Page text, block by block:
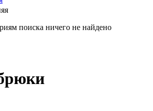
поиска ничего не найдено